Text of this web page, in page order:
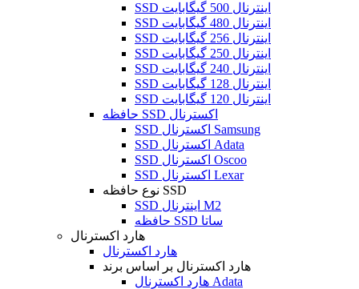
SSD اینترنال 500 گیگابایت
SSD اینترنال 480 گیگابایت
SSD اینترنال 256 گیگابایت
SSD اینترنال 250 گیگابایت
SSD اینترنال 240 گیگابایت
SSD اینترنال 128 گیگابایت
SSD اینترنال 120 گیگابایت
حافظه SSD اکسترنال
SSD اکسترنال Samsung
SSD اکسترنال Adata
SSD اکسترنال Oscoo
SSD اکسترنال Lexar
نوع حافظه SSD
SSD اینترنال M2
حافظه SSD ساتا
هارد اکسترنال
هارد اکسترنال
هارد اکسترنال بر اساس برند
هارد اکسترنال Adata